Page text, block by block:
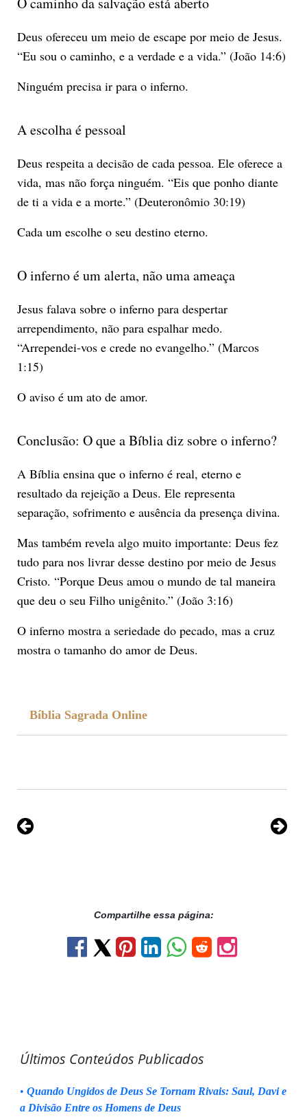
Deus ofereceu um meio de escape por meio de Jesus.
“Eu sou o caminho, e a verdade e a vida.” (João 14:6)
Ninguém precisa ir para o inferno.
A escolha é pessoal
Deus respeita a decisão de cada pessoa. Ele oferece a
vida, mas não força ninguém. “Eis que ponho diante
de ti a vida e a morte.” (Deuteronômio 30:19)
Cada um escolhe o seu destino eterno.
O inferno é um alerta, não uma ameaça
Jesus falava sobre o inferno para despertar
arrependimento, não para espalhar medo.
“Arrependei-vos e crede no evangelho.” (Marcos
1:15)
O aviso é um ato de amor.
Conclusão: O que a Bíblia diz sobre o inferno?
A Bíblia ensina que o inferno é real, eterno e
resultado da rejeição a Deus. Ele representa
separação, sofrimento e ausência da presença divina.
Mas também revela algo muito importante: Deus fez
tudo para nos livrar desse destino por meio de Jesus
Cristo. “Porque Deus amou o mundo de tal maneira
que deu o seu Filho unigênito.” (João 3:16)
O inferno mostra a seriedade do pecado, mas a cruz
mostra o tamanho do amor de Deus.
Bíblia Sagrada Online
Compartilhe essa página:
Últimos Conteúdos Publicados
• Quando Ungidos de Deus Se Tornam Rivais: Saul, Davi e
a Divisão Entre os Homens de Deus